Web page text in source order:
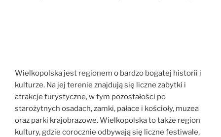
Wielkopolska jest regionem o bardzo bogatej historii i
kulturze. Na jej terenie znajdują się liczne zabytki i
atrakcje turystyczne, w tym pozostałości po
starożytnych osadach, zamki, pałace i kościoły, muzea
oraz parki krajobrazowe. Wielkopolska to także region
kultury, gdzie corocznie odbywają się liczne festiwale,